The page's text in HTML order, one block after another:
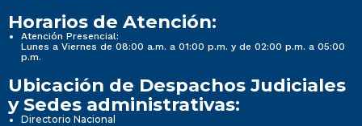
Horarios de Atención:
Atención Presencial:
Lunes a Viernes de 08:00 a.m. a 01:00 p.m. y de 02:00 p.m. a 05:00
p.m.
Ubicación de Despachos Judiciales
y Sedes administrativas:
Directorio Nacional